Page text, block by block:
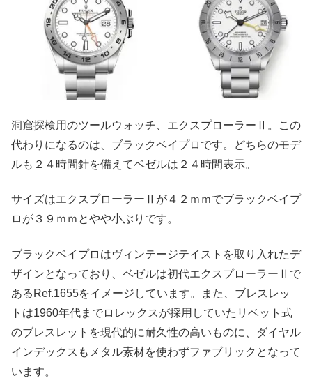
洞窟探検用のツールウォッチ、エクスプローラーⅡ。この
代わりになるのは、ブラックベイプロです。どちらのモデ
ルも２４時間針を備えてベゼルは２４時間表示。
サイズはエクスプローラーⅡが４２ｍｍでブラックベイプ
ロが３９ｍｍとやや小ぶりです。
ブラックベイプロはヴィンテージテイストを取り入れたデ
ザインとなっており、ベゼルは初代エクスプローラーⅡで
あるRef.1655をイメージしています。また、ブレスレッ
トは1960年代までロレックスが採用していたリベット式
のブレスレットを現代的に耐久性の高いものに、ダイヤル
インデックスもメタル素材を使わずファブリックとなって
います。